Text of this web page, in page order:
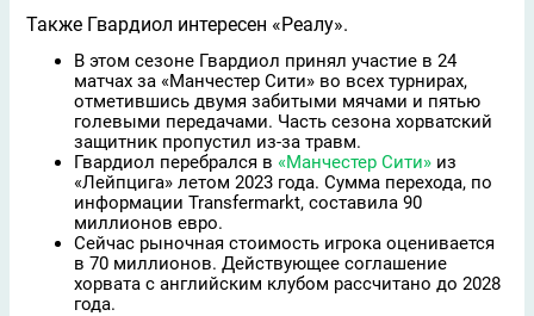
Также Гвардиол интересен «Реалу».
В этом сезоне Гвардиол принял участие в 24
матчах за «Манчестер Сити» во всех турнирах,
отметившись двумя забитыми мячами и пятью
голевыми передачами. Часть сезона хорватский
защитник пропустил из-за травм.
Гвардиол перебрался в «Манчестер Сити» из
«Лейпцига» летом 2023 года. Сумма перехода, по
информации Transfermarkt, составила 90
миллионов евро.
Сейчас рыночная стоимость игрока оценивается
в 70 миллионов. Действующее соглашение
хорвата с английским клубом рассчитано до 2028
года.